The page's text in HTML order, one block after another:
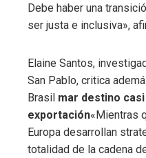
Debe haber una
ser justa e inclusiva»,
Elaine Santos,
San Pablo, critica
Brasil mar destino
exportación«Mientras
Europa desarrollan
totalidad de la cadena